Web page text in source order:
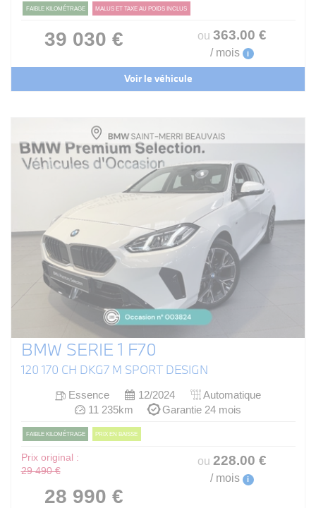
FAIBLE KILOMÉTRAGE MALUS ET TAXE AU POIDS INCLUS
39 030 € ou 363.00 €
/ mois i
Voir le véhicule
BMW SERIE 1 F70
120 170 CH DKG7 M SPORT DESIGN
Essence 12/2024
Automatique
11 235km
Garantie 24 mois
FAIBLE KILOMÉTRAGE PRIX EN BAISSE
Prix original :
29 490 €
28 990 €
ou 228.00 €
/ mois i